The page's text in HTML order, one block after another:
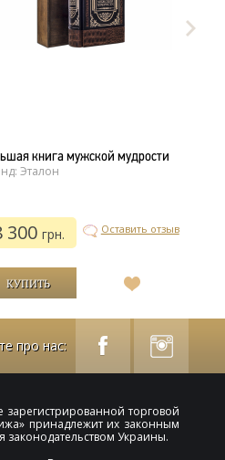
книга мужской мудрости
Эталон
300 грн. Оставить отзыв
желаний
про нас:
зарегистрированной торговой
» принадлежит их законным
законодательством Украины.